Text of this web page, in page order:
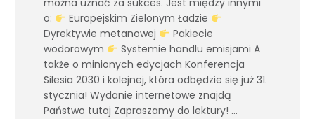
można uznać za sukces. Jest między innymi
o:
Europejskim Zielonym Ładzie
Dyrektywie metanowej
Pakiecie
wodorowym
Systemie handlu emisjami A
także o minionych edycjach Konferencja
Silesia 2030 i kolejnej, która odbędzie się już 31.
stycznia! Wydanie internetowe znajdą
Państwo tutaj Zapraszamy do lektury!